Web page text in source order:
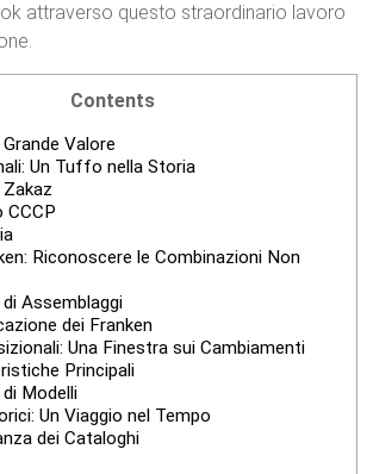
attraverso questo straordinario lavoro
Contents
Valore
Un Tuffo nella Storia
CCCP
Riconoscere le Combinazioni Non
Assemblaggi
dei Franken
Una Finestra sui Cambiamenti
Principali
Modelli
Un Viaggio nel Tempo
dei Cataloghi